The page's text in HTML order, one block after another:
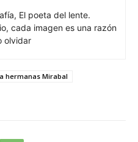
El poeta del lente.
cada imagen es una razón
olvidar
hermanas Mirabal